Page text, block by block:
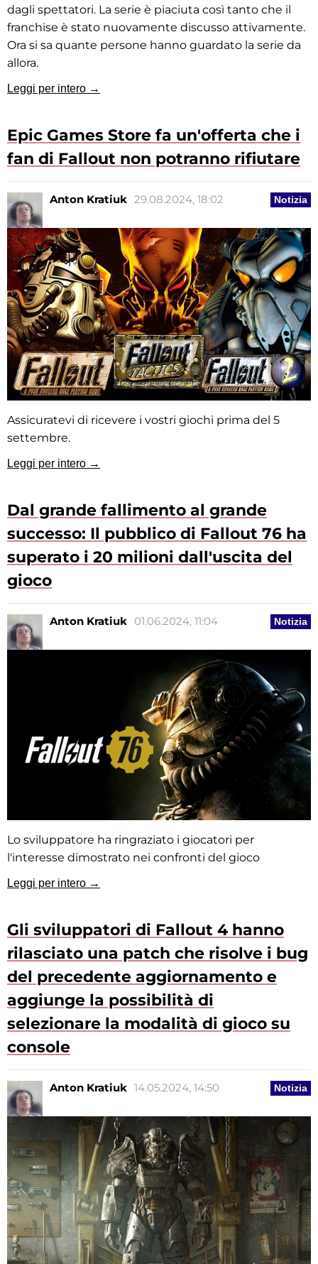
dagli spettatori. La serie è piaciuta così tanto che il
franchise è stato nuovamente discusso attivamente.
Ora si sa quante persone hanno guardato la serie da
allora.
Leggi per intero →
Epic Games Store fa un'offerta che i
fan di Fallout non potranno rifiutare
Notizia
Anton Kratiuk 29.08.2024, 18:02
Assicuratevi di ricevere i vostri giochi prima del 5
settembre.
Leggi per intero →
Dal grande fallimento al grande
successo: Il pubblico di Fallout 76 ha
superato i 20 milioni dall'uscita del
gioco
Notizia
Anton Kratiuk 01.06.2024, 11:04
Lo sviluppatore ha ringraziato i giocatori per
l'interesse dimostrato nei confronti del gioco
Leggi per intero →
Gli sviluppatori di Fallout 4 hanno
rilasciato una patch che risolve i bug
del precedente aggiornamento e
aggiunge la possibilità di
selezionare la modalità di gioco su
console
Notizia
Anton Kratiuk 14.05.2024, 14:50